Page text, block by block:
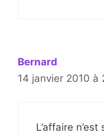
Bernard
14 janvier 2010 à
L’affaire